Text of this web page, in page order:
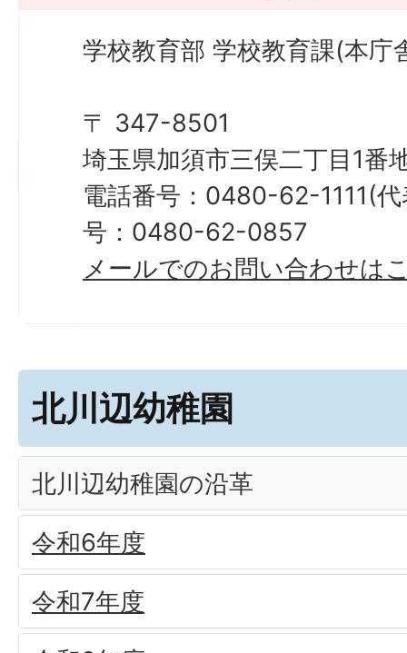
学校教育部 学校教育課(本庁
〒 347-8501
埼玉県加須市三俣二丁目1番
電話番号：0480-62-1111(
号：0480-62-0857
メールでのお問い合わせは
北川辺幼稚園
北川辺幼稚園の沿革
令和6年度
令和7年度